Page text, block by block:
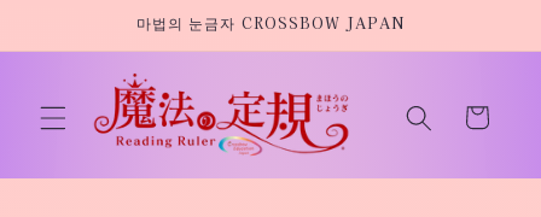
뛰기
마법의 눈금자 CROSSBOW JAPAN
카
트